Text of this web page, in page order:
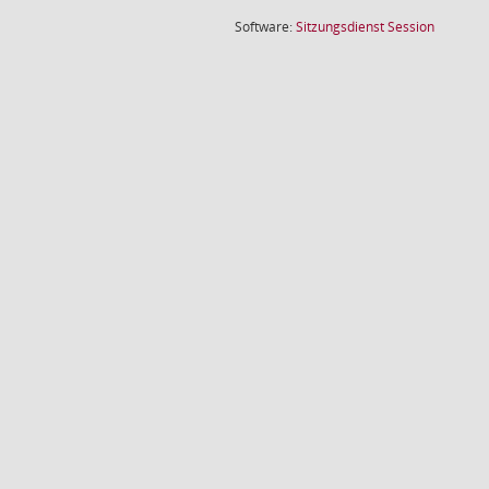
Software:SitzungsdienstSession(Wird in